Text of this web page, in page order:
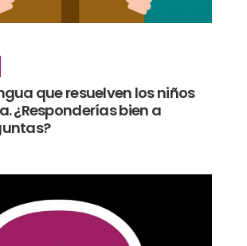
que resuelven los niños
¿Responderías bien a